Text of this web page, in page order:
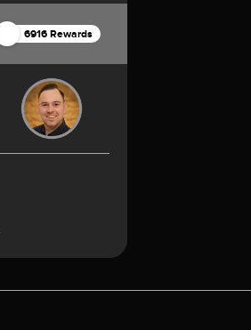
6916 Rewards